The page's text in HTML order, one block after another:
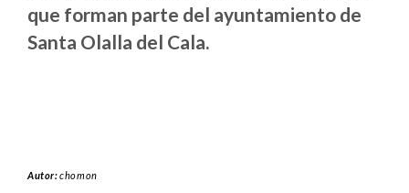
que forman parte del ayuntamiento de
Santa Olalla del Cala.
Autor:chomon